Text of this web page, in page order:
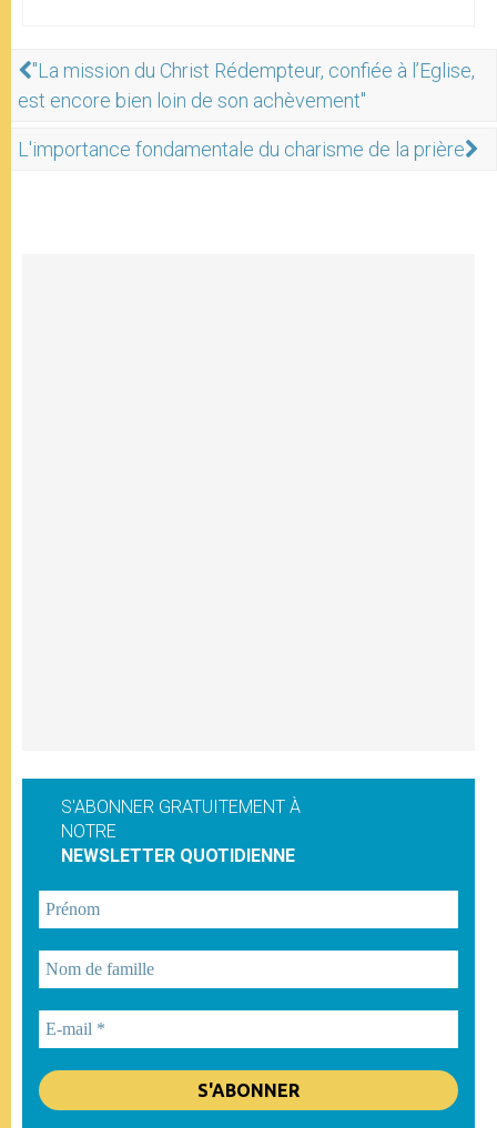
"La mission du Christ Rédempteur, confiée à l’Eglise,
est encore bien loin de son achèvement"
L'importance fondamentale du charisme de la prière
S'ABONNER GRATUITEMENT À
NOTRE
NEWSLETTER QUOTIDIENNE